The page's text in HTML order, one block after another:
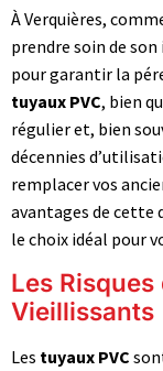
À Verquières,
prendre soin de
pour garantir la
tuyaux PVC, bien
régulier et, bien
décennies
remplacer vos
avantages de cette
le choix idéal pour
Les Risques
Vieillissants
Les tuyaux PVC